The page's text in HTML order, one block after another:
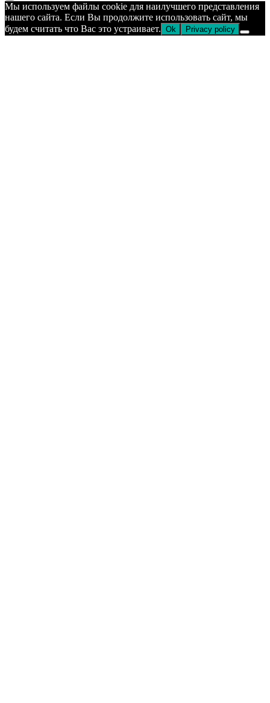
Прокрутка
к
верху
Мы используем файлы cookie для наилучшего представления
нашего сайта. Если Вы продолжите использовать сайт, мы
будем считать что Вас это устраивает. Ok Privacy policy